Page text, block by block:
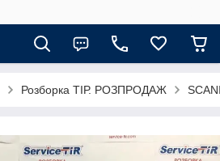
Розборка ТІР. РОЗПРОДАЖ